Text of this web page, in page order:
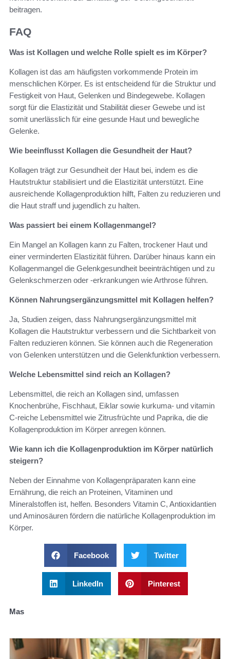
beitragen.
FAQ
Was ist Kollagen und welche Rolle spielt es im Körper?
Kollagen ist das am häufigsten vorkommende Protein im
menschlichen Körper. Es ist entscheidend für die Struktur und
Festigkeit von Haut, Gelenken und Bindegewebe. Kollagen
sorgt für die Elastizität und Stabilität dieser Gewebe und ist
somit unerlässlich für eine gesunde Haut und bewegliche
Gelenke.
Wie beeinflusst Kollagen die Gesundheit der Haut?
Kollagen trägt zur Gesundheit der Haut bei, indem es die
Hautstruktur stabilisiert und die Elastizität unterstützt. Eine
ausreichende Kollagenproduktion hilft, Falten zu reduzieren und
die Haut straff und jugendlich zu halten.
Was passiert bei einem Kollagenmangel?
Ein Mangel an Kollagen kann zu Falten, trockener Haut und
einer verminderten Elastizität führen. Darüber hinaus kann ein
Kollagenmangel die Gelenkgesundheit beeinträchtigen und zu
Gelenkschmerzen oder -erkrankungen wie Arthrose führen.
Können Nahrungsergänzungsmittel mit Kollagen helfen?
Ja, Studien zeigen, dass Nahrungsergänzungsmittel mit
Kollagen die Hautstruktur verbessern und die Sichtbarkeit von
Falten reduzieren können. Sie können auch die Regeneration
von Gelenken unterstützen und die Gelenkfunktion verbessern.
Welche Lebensmittel sind reich an Kollagen?
Lebensmittel, die reich an Kollagen sind, umfassen
Knochenbrühe, Fischhaut, Eiklar sowie kurkuma- und vitamin
C-reiche Lebensmittel wie Zitrusfrüchte und Paprika, die die
Kollagenproduktion im Körper anregen können.
Wie kann ich die Kollagenproduktion im Körper natürlich
steigern?
Neben der Einnahme von Kollagenpräparaten kann eine
Ernährung, die reich an Proteinen, Vitaminen und
Mineralstoffen ist, helfen. Besonders Vitamin C, Antioxidantien
und Aminosäuren fördern die natürliche Kollagenproduktion im
Körper.
Facebook Twitter
LinkedIn Pinterest
Mas